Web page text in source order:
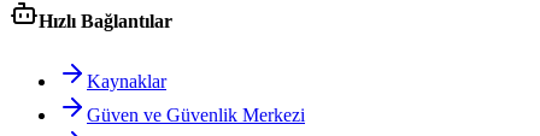
Hızlı Bağlantılar
Kaynaklar
Güven ve Güvenlik Merkezi